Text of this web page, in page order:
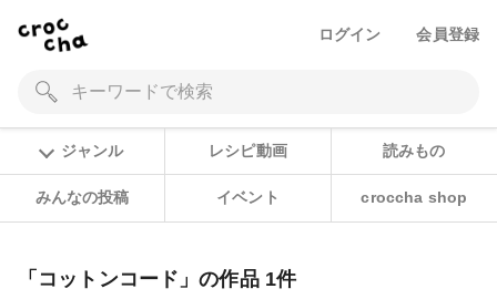
ログイン 会員登録
ジャンル レシピ動画 読みもの
みんなの投稿 イベント croccha shop
「コットンコード」の作品 1件